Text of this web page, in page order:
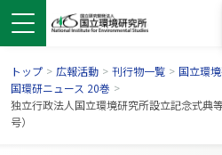
トップ > 広報活動 > 刊行物一覧 > 国立環
国環研ニュース 20巻 >
独立行政法人国立環境研究所設立記念式典
号）